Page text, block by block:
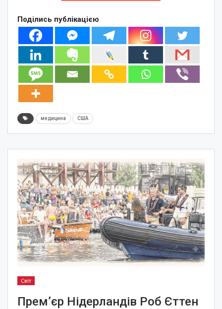
Поділись публікацією
медицина США
Світ
Прем’єр Нідерландів Роб Єттен